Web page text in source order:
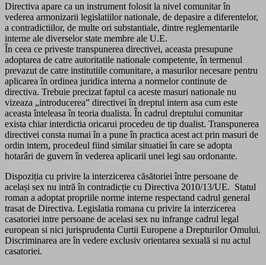
Directiva apare ca un instrument folosit la nivel comunitar în
vederea armonizarii legislatiilor nationale, de depasire a diferentelor,
a contradictiilor, de multe ori substantiale, dintre reglementarile
interne ale diverselor state membre ale U.E.
În ceea ce priveste transpunerea directivei, aceasta presupune
adoptarea de catre autoritatile nationale competente, în termenul
prevazut de catre institutiile comunitare, a masurilor necesare pentru
aplicarea în ordinea juridica interna a normelor continute de
directiva. Trebuie precizat faptul ca aceste masuri nationale nu
vizeaza „introducerea” directivei în dreptul intern asa cum este
aceasta înteleasa în teoria dualista. În cadrul dreptului comunitar
exista chiar interdictia oricarui procedeu de tip dualist. Transpunerea
directivei consta numai în a pune în practica acest act prin masuri de
ordin intern, procedeul fiind similar situatiei în care se adopta
hotarâri de guvern în vederea aplicarii unei legi sau ordonante.
Dispoziția cu privire la interzicerea căsătoriei între persoane de
același sex nu intră în contradicție cu Directiva 2010/13/UE. Statul
roman a adoptat propriile norme interne respectand cadrul general
trasat de Directiva. Legislatia romana cu privire la interzicerea
casatoriei intre persoane de acelasi sex nu infrange cadrul legal
european si nici jurisprudenta Curtii Europene a Drepturilor Omului.
Discriminarea are în vedere exclusiv orientarea sexuală si nu actul
casatoriei.